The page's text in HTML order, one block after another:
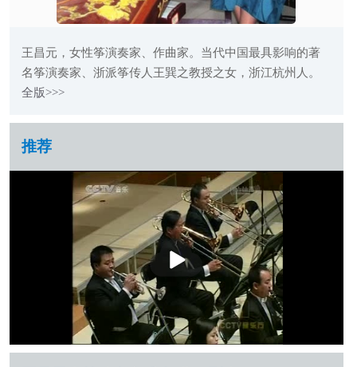
王昌元，女性筝演奏家、作曲家。当代中国最具影响的著
名筝演奏家、浙派筝传人王巽之教授之女，浙江杭州人。
全版>>>
推荐
播
放